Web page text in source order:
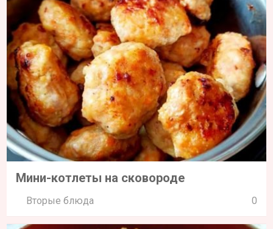
Мини-котлеты на сковороде
Вторые блюда 0